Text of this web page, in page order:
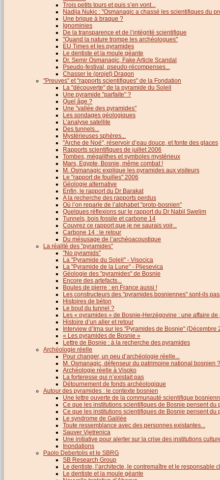
Trois petits tours et puis s’en vont...
Nadija Nukic : "Osmanagic a chassé les scientifiques du
Une brique à braque ?
Ignominies
De la transparence et de l’intégrité scientifique
"Quand la nature trompe les archéologues"
EU Times et les pyramides
Le dentiste et la moule géante
Dr. Semir Osmanagic, Fake Article Scandal
Pseudo-festival, pseudo-récompenses...
Chasser le (projet) Dragon
"Preuves" et "rapports scientifiques" de la Fondation
La "découverte" de la pyramide du Soleil
Une pyramide "parfaite" ?
Quel âge ?
Une "vallée des pyramides"
Les sondages géologiques
L’analyse satellite
Des tunnels...
Mystérieuses sphères...
"Arche de Noé", réservoir d’eau douce, et fonte des glaces
Rapports scientifiques de juillet 2006
Tombes, mégalithes et symboles mystérieux
Mars, Egypte, Bosnie, même combat !
M. Osmanagic explique les pyramides aux visiteurs
Le "rapport de fouilles" 2006
Géologie alternative
Enfin, le rapport du Dr Barakat
A la recherche des rapports perdus
Où l’on reparle de l’alphabet "proto-bosnien"
Quelques réflexions sur le rapport du Dr Nabil Swelim
Tunnels, bois fossile et carbone 14
Couvrez ce rapport que je ne saurais voir...
Carbone 14 : le retour
Du mésusage de l’archéoacoustique
La réalité des "pyramides"
"No pyramids"
La "Pyramide du Soleil" - Visocica
La "Pyramide de la Lune" - Pljesevica
Géologie des "pyramides" de Bosnie
Encore des artefacts...
Boules de pierre : en France aussi !
Les constructeurs des "pyramides bosniennes" sont-ils
Histoires de béton
Le bout du tunnel ?
Les « pyramides » de Bosnie-Herzégovine : une affaire
Histoire d’un aller et retour
Interview d’Irna sur les "Pyramides de Bosnie" (Décembre
« Les pyramides de Bosnie »
Lettre de Bosnie : à la recherche des pyramides
Archéologie réelle
Pour changer, un peu d’archéologie réelle...
M. Osmanagic, défenseur du patrimoine national bosnien ?
Archéologie réelle à Visoko
La forteresse qui n’existait pas
Détournement de fonds archéologique
Autour des pyramides : le contexte bosnien
Une lettre ouverte de la communauté scientifique
Ce que les institutions scientifiques de Bosnie pensent du
Ce que les institutions scientifiques de Bosnie pensent du
Le syndrome de Galilée
Toute ressemblance avec des personnes existantes...
Sauver Vjetrenica
Une initiative pour alerter sur la crise des institutions
Inondations
Paolo Debertolis et le SBRG
SB Research Group
Le dentiste, l’architecte, le contremaître et le responsable
Le dentiste et la moule géante